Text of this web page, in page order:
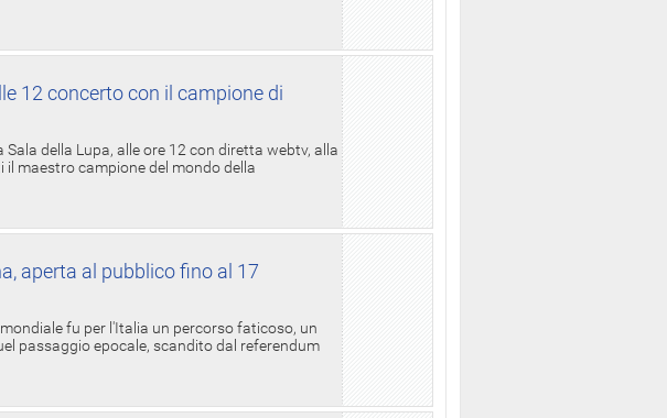
12 concerto con il campione di
della Lupa, alle ore 12 con diretta webtv, alla
il maestro campione del mondo della
aperta al pubblico fino al 17
fu per l'Italia un percorso faticoso, un
passaggio epocale, scandito dal referendum